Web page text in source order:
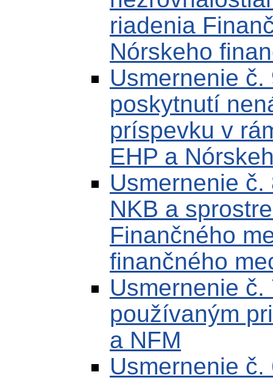
riadenia
Nórskeho
Usmernenie
poskytnutí
príspevku v
EHP a
Usmernenie
NKB a
Finančného
finančného
Usmernenie
používaným
a NFM
Usmernenie